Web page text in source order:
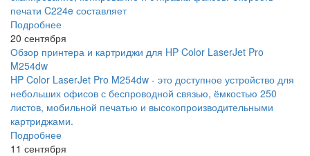
печати C224e составляет
Подробнее
20 сентября
Обзор принтера и картриджи для HP Color LaserJet Pro
M254dw
HP Color LaserJet Pro M254dw - это доступное устройство для
небольших офисов с беспроводной связью, ёмкостью 250
листов, мобильной печатью и высокопроизводительными
картриджами.
Подробнее
11 сентября